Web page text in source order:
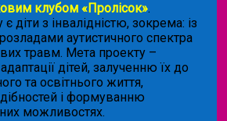
клубом «Пролісок».
діти з інвалідністю, зокрема: із
аутистичного спектра
травм. Мета проекту –
дітей, залученню їх до
та освітнього життя,
і формуванню
можливостях.